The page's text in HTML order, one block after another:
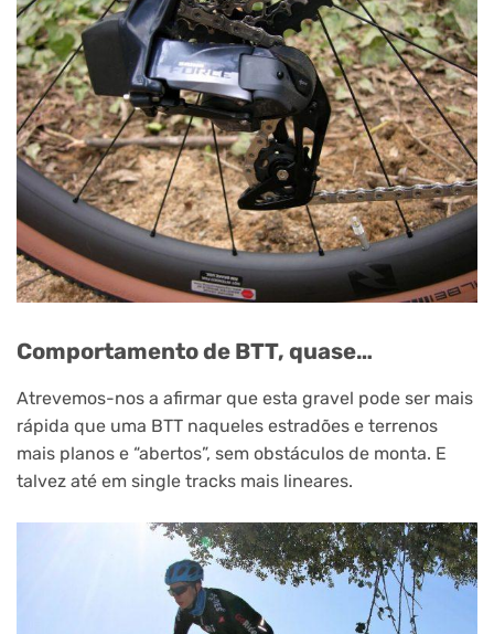
Comportamento de BTT, quase…
Atrevemos-nos a afirmar que esta gravel pode ser mais
rápida que uma BTT naqueles estradões e terrenos
mais planos e “abertos”, sem obstáculos de monta. E
talvez até em single tracks mais lineares.